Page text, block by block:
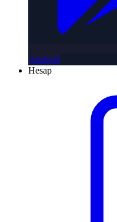
Android
Hesap